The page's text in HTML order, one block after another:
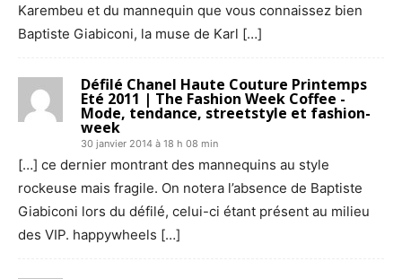
Karembeu et du mannequin que vous connaissez bien
Baptiste Giabiconi, la muse de Karl […]
Défilé Chanel Haute Couture Printemps
Eté 2011 | The Fashion Week Coffee -
Mode, tendance, streetstyle et fashion-
week
30 janvier 2014 à 18 h 08 min
[…] ce dernier montrant des mannequins au style
rockeuse mais fragile. On notera l’absence de Baptiste
Giabiconi lors du défilé, celui-ci étant présent au milieu
des VIP. happywheels […]